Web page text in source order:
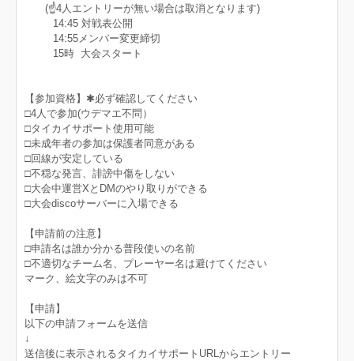
(☝4人エントリーが無い場合は取消となります)
14:45 対戦表公開
14:55メンバー変更締切
15時 大会スタート
【参加資格】✱必ず確認してください
□4人で参加(ウデマエ不問）
□タイカイサポート使用可能
□未成年者の参加は保護者同意がある
□回線が安定している
□不穏な発言、誹謗中傷をしない
□大会中運営XとDMのやり取りができる
□大会discoサーバーに入場できる
【申請前の注意】
□申請名は誰か分かる普段使いの名前
□不適切なチーム名、プレーヤー名は避けてください
マーク、絵文字のみは不可
【申請】
以下の申請フォームを送信
↓
送信後に表示されるタイカイサポートURLからエントリー